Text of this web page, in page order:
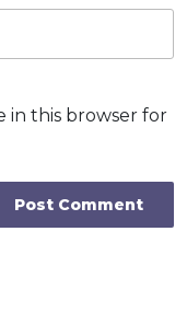
in this browser for